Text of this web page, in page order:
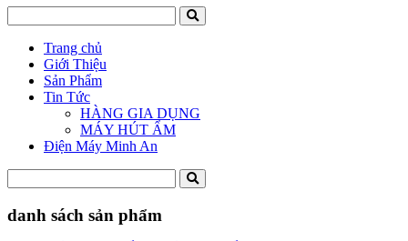
Trang chủ
Giới Thiệu
Sản Phẩm
Tin Tức
HÀNG GIA DỤNG
MÁY HÚT ẨM
Điện Máy Minh An
danh sách sản phẩm